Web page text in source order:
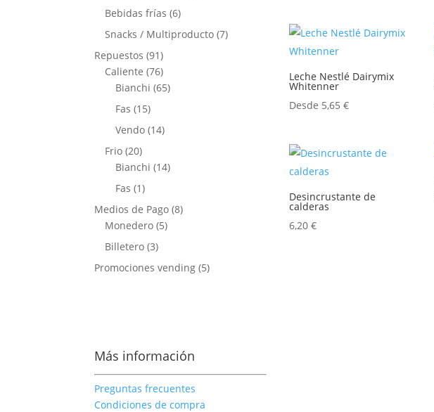
Bebidas frías 66
productos
Snacks / Multiproducto 77
Repuestos 9191
productos
Caliente 7676
productos
Bianchi 6565
Fas 1515
productos
Vendo 1414
Frio 2020
productos
Bianchi 1414
Fas 11
producto
Medios de Pago 88
Monedero 55
Billetero 33
productos
Promociones vending 55
Más información
Preguntas frecuentes
Condiciones de compra
Leche Nestlé Dairymix
Whitenner
Desde 5,65€
Desincrustante de
calderas
6,20€